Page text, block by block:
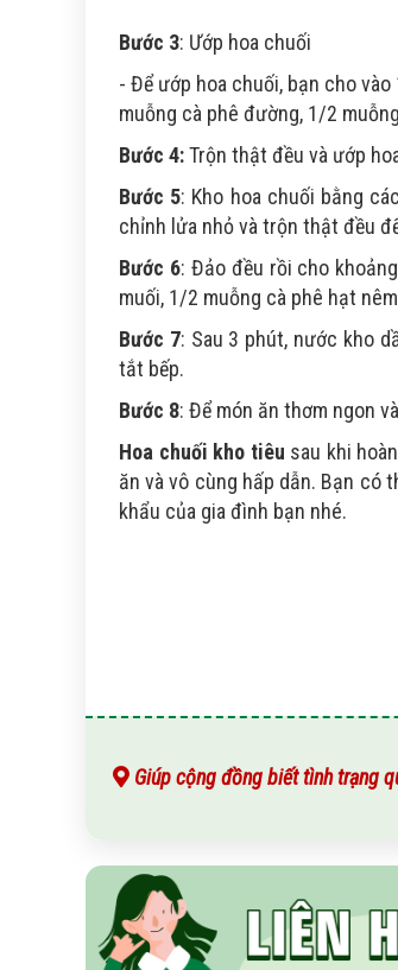
Bước 3: Ướp hoa chuối
- Để ướp hoa chuối, bạn cho
muỗng cà phê đường, 1/2
Bước 4:Trộn thật đều và ướp
Bước 5: Kho hoa chuối bằng
chỉnh lửa nhỏ và trộn thật đều
Bước 6: Đảo đều rồi cho
muối, 1/2 muỗng cà phê hạt
Bước 7: Sau 3 phút, nước kho
tắt bếp.
Bước 8: Để món ăn thơm ngon
Hoa chuối kho tiêu sau khi
ăn và vô cùng hấp dẫn. Bạn có
khẩu của gia đình bạn nhé.
Giúp cộng đồng biết tình trạng